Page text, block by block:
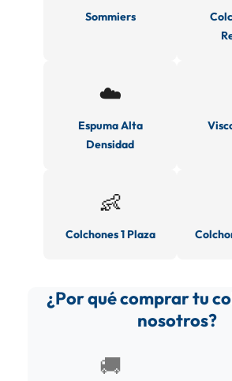
Sommiers
☁️
Espuma Alta
Densidad
👶
Colchones 1 Plaza
¿Por qué comprar tu
nosotros?
🚚